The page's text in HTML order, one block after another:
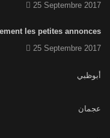
25 Septembre 2017
les petites annonces
25 Septembre 2017
أبوظبي
عجمان